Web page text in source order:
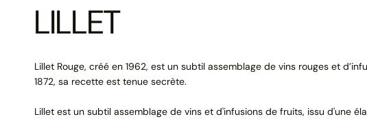
LILLET
Lillet Rouge, créé en 1962, est un subtil assemblage de vins rouges et
1872, sa recette est tenue secrète.
Lillet est un subtil assemblage de vins et d'infusions de fruits, issu d'une